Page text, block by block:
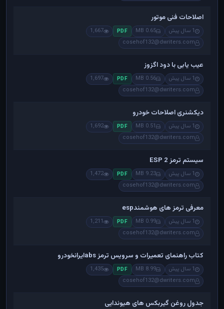
اصلاحات فنی موتور
1 سال پیش 0.65 MB
PDF
1,667
cosehof132@dwriters.com
عیب یابی با دود اگزوز
1 سال پیش 0.56 MB
PDF
1,697
cosehof132@dwriters.com
دیکشنری اصلاحات خودرو
1 سال پیش 0.51 MB
PDF
1,692
cosehof132@dwriters.com
سیستم ترمز ESP 2
1 سال پیش 9.23 MB
PDF
1,472
cosehof132@dwriters.com
معرفی ترمز های هوشمندesp
1 سال پیش 0.99 MB
PDF
1,211
cosehof132@dwriters.com
کتاب راهنمای تعمیرات و سرویس ترمز absایرانخودرو
1 سال پیش 8.99 MB
PDF
1,435
cosehof132@dwriters.com
جدول روغن گیربکس های هیوندایی